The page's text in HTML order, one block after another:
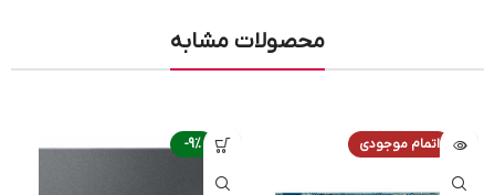
محصولات مشابه
اتمام موجودی -9%